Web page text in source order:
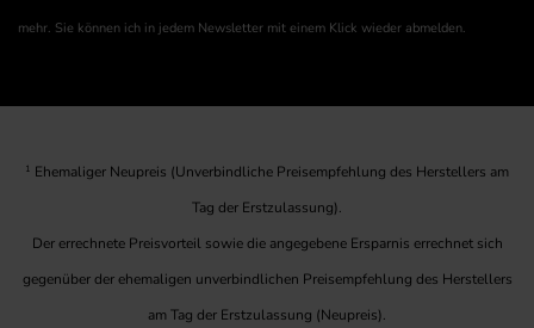
mehr. Sie können ich in jedem Newsletter mit einem Klick wieder abmelden.
1 Ehemaliger Neupreis (Unverbindliche Preisempfehlung des Herstellers am
Tag der Erstzulassung).
Der errechnete Preisvorteil sowie die angegebene Ersparnis errechnet sich
gegenüber der ehemaligen unverbindlichen Preisempfehlung des Herstellers
am Tag der Erstzulassung (Neupreis).